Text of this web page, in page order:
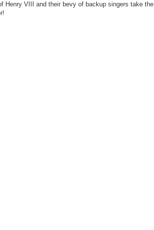
Henry VIII and their bevy of backup singers take the